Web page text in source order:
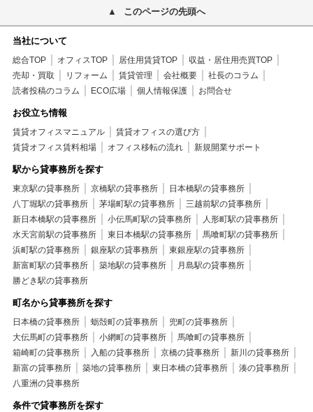
このページの先頭へ
当社について
総合TOP オフィスTOP 居住用賃貸TOP
収益・居住用売買TOP
売却・買取
リフォーム 賃貸管理 会社概要
社長のコラム
読者投稿のコラム
ECO広場 個人情報保護 お問合せ
お役立ち情報
賃貸オフィスマニュアル
賃貸オフィスの選び方
賃貸オフィス賃料相場
オフィス移転の流れ 新規開業サポート
駅から貸事務所を探す
東京駅の貸事務所 京橋駅の貸事務所
日本橋駅の貸事務所
八丁堀駅の貸事務所
茅場町駅の貸事務所
三越前駅の貸事務所
新日本橋駅の貸事務所
小伝馬町駅の貸事務所
人形町駅の貸事務所
水天宮前駅の貸事務所
東日本橋駅の貸事務所
馬喰町駅の貸事務所
浜町駅の貸事務所
銀座駅の貸事務所
東銀座駅の貸事務所
新富町駅の貸事務所
築地駅の貸事務所
月島駅の貸事務所
勝どき駅の貸事務所
町名から貸事務所を探す
日本橋の貸事務所 蛎殻町の貸事務所
兜町の貸事務所
大伝馬町の貸事務所
小網町の貸事務所
馬喰町の貸事務所
箱崎町の貸事務所
入船の貸事務所 京橋の貸事務所
新川の貸事務所
新富の貸事務所
築地の貸事務所 東日本橋の貸事務所
湊の貸事務所
八重洲の貸事務所
条件で貸事務所を探す